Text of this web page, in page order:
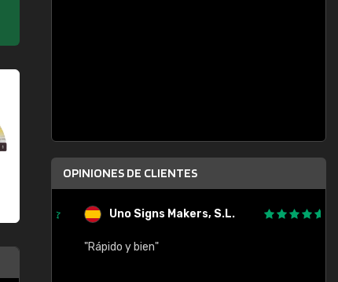
OPINIONES DE CLIENTES
Uno Signs Makers, S.L.
"Rápido y bien"